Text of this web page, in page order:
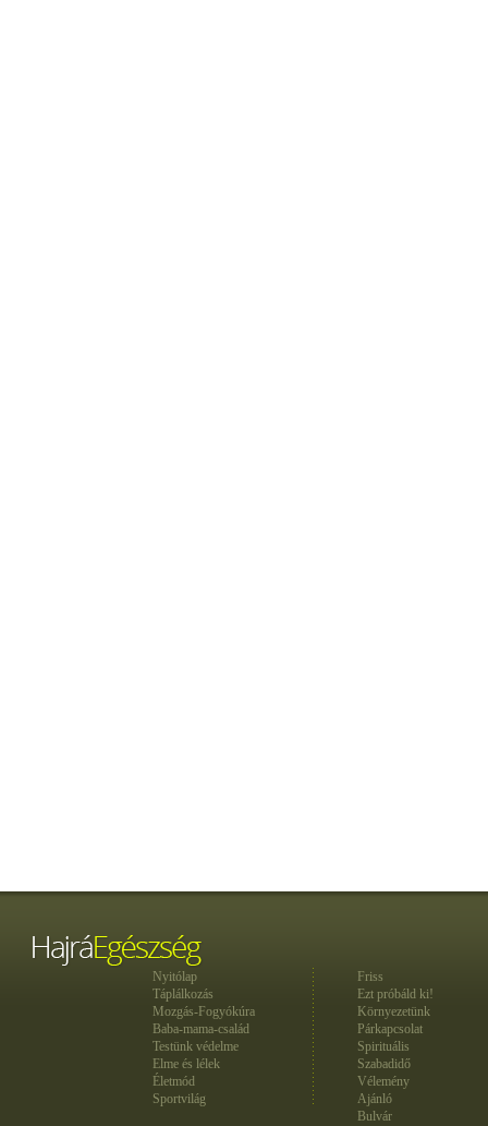
Nyitólap
Táplálkozás
Mozgás-Fogyókúra
Baba-mama-család
Testünk védelme
Elme és lélek
Életmód
Sportvilág
Friss
Ezt próbáld ki!
Környezetünk
Párkapcsolat
Spirituális
Szabadidő
Vélemény
Ajánló
Bulvár